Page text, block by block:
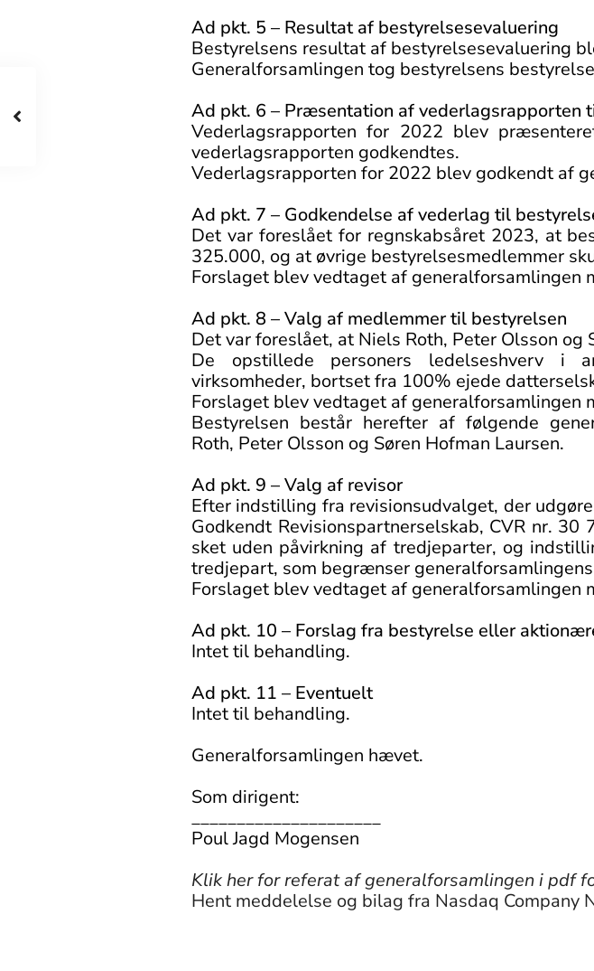
Ad pkt. 5 – Resultat af bestyrelsesevaluering
Bestyrelsens resultat af bestyrelsesevaluering
Generalforsamlingen tog bestyrelsens
Ad pkt. 6 – Præsentation af vederlagsrapporten
Vederlagsrapporten for 2022 blev
vederlagsrapporten godkendtes.
Vederlagsrapporten for 2022 blev godkendt af
Ad pkt. 7 – Godkendelse af vederlag til
Det var foreslået for regnskabsåret 2023, at
325.000, og at øvrige bestyrelsesmedlemmer
Forslaget blev vedtaget af generalforsamlingen
Ad pkt. 8 – Valg af medlemmer til bestyrelsen
Det var foreslået, at Niels Roth, Peter Olsson
De opstillede personers ledelseshverv i
virksomheder, bortset fra 100% ejede
Forslaget blev vedtaget af generalforsamlingen
Bestyrelsen består herefter af følgende
Roth, Peter Olsson og Søren Hofman Laursen.
Ad pkt. 9 – Valg af revisor
Efter indstilling fra revisionsudvalget, der
Godkendt Revisionspartnerselskab, CVR nr.
sket uden påvirkning af tredjeparter, og
tredjepart, som begrænser
Forslaget blev vedtaget af generalforsamlingen
Ad pkt. 10 – Forslag fra bestyrelse eller
Intet til behandling.
Ad pkt. 11 – Eventuelt
Intet til behandling.
Generalforsamlingen hævet.
Som dirigent:
_____________________
Poul Jagd Mogensen
Klik her for referat af generalforsamlingen i pdf
Hent meddelelse og bilag fra Nasdaq Company